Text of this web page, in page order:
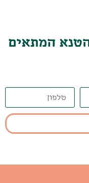
הטנא המתאים